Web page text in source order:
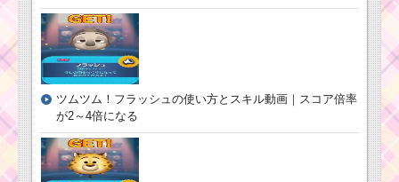
ツムツム！フラッシュの使い方とスキル動画｜スコア倍率
が2～4倍になる